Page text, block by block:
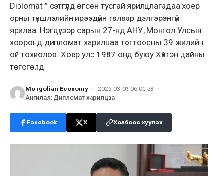
Diplomat ” сэтгүүлд өгсөн тусгай ярилцлагадаа хоёр
орны түншлэлийн ирээдүйн талаар дэлгэрэнгүй
ярилаа. Нэгдүгээр сарын 27-нд АНУ, Монгол Улсын
хооронд дипломат харилцаа тогтоосны 39 жилийн
ой тохиолоо. Хоёр улс 1987 онд буюу Хүйтэн дайны
төгсгөлд
Mongolian Economy · 2026-03-03 06:00:53
·
Ангилал: Дипломат харилцаа
Facebook X Холбоос хуулах